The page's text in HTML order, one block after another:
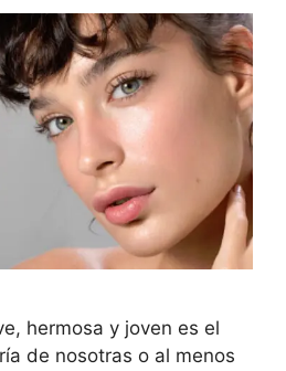
hermosa y joven es el
de nosotras o al menos